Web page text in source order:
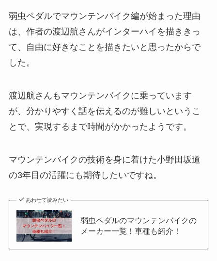
弱虫ペダルでマウンテンバイク編が始まった理由
は、作者の渡辺航さんがインターハイを描ききっ
て、自由に好きなことを描きたいと思ったからで
した。
渡辺航さんもマウンテンバイクに乗っています
が、分かりやすく話を伝えるのが難しいというこ
とで、実現するまで時間がかかったようです。
マウンテンバイクの技術を身に着けた小野田坂道
の3年目の活躍にも期待したいですね。
あわせて読みたい
弱虫ペダルのマウンテンバイクの
メーカー一覧！車種も紹介！